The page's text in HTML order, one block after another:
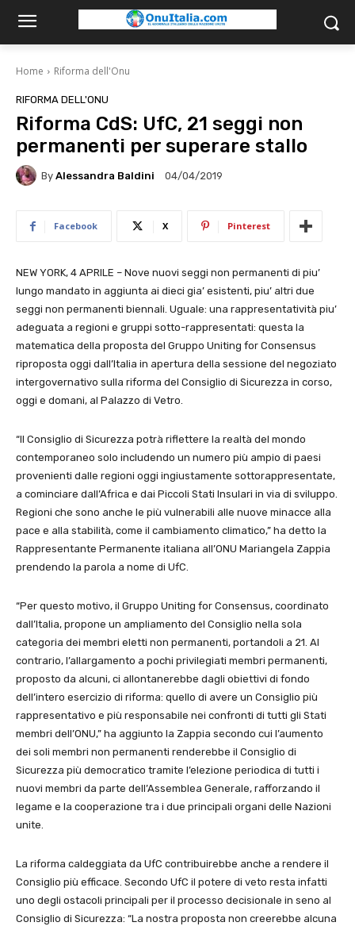
Home Riforma dell'Onu
RIFORMA DELL'ONU
Riforma CdS: UfC, 21 seggi non
permanenti per superare stallo
By Alessandra Baldini 04/04/2019
Facebook X Pinterest
NEW YORK, 4 APRILE – Nove nuovi seggi non permanenti di piu’
lungo mandato in aggiunta ai dieci gia’ esistenti, piu’ altri due
seggi non permanenti biennali. Uguale: una rappresentatività piu’
adeguata a regioni e gruppi sotto-rappresentati: questa la
matematica della proposta del Gruppo Uniting for Consensus
riproposta oggi dall’Italia in apertura della sessione del negoziato
intergovernativo sulla riforma del Consiglio di Sicurezza in corso,
oggi e domani, al Palazzo di Vetro.
“Il Consiglio di Sicurezza potrà riflettere la realtà del mondo
contemporaneo solo includendo un numero più ampio di paesi
provenienti dalle regioni oggi ingiustamente sottorappresentate,
a cominciare dall’Africa e dai Piccoli Stati Insulari in via di sviluppo.
Regioni che sono anche le più vulnerabili alle nuove minacce alla
pace e alla stabilità, come il cambiamento climatico,” ha detto la
Rappresentante Permanente italiana all’ONU Mariangela Zappia
prendendo la parola a nome di UfC.
“Per questo motivo, il Gruppo Uniting for Consensus, coordinato
dall’Italia, propone un ampliamento del Consiglio nella sola
categoria dei membri eletti non permanenti, portandoli a 21. Al
contrario, l’allargamento a pochi privilegiati membri permanenti,
proposto da alcuni, ci allontanerebbe dagli obiettivi di fondo
dell’intero esercizio di riforma: quello di avere un Consiglio più
rappresentativo e più responsabile nei confronti di tutti gli Stati
membri dell’ONU,” ha aggiunto la Zappia secondo cui l’aumento
dei soli membri non permanenti renderebbe il Consiglio di
Sicurezza più democratico tramite l’elezione periodica di tutti i
nuovi membri da parte dell’Assemblea Generale, rafforzando il
legame e la cooperazione tra i due principali organi delle Nazioni
unite.
La riforma caldeggiata da UfC contribuirebbe anche a rendere il
Consiglio più efficace. Secondo UfC il potere di veto resta infatti
uno degli ostacoli principali per il processo decisionale in seno al
Consiglio di Sicurezza: “La nostra proposta non creerebbe alcuna